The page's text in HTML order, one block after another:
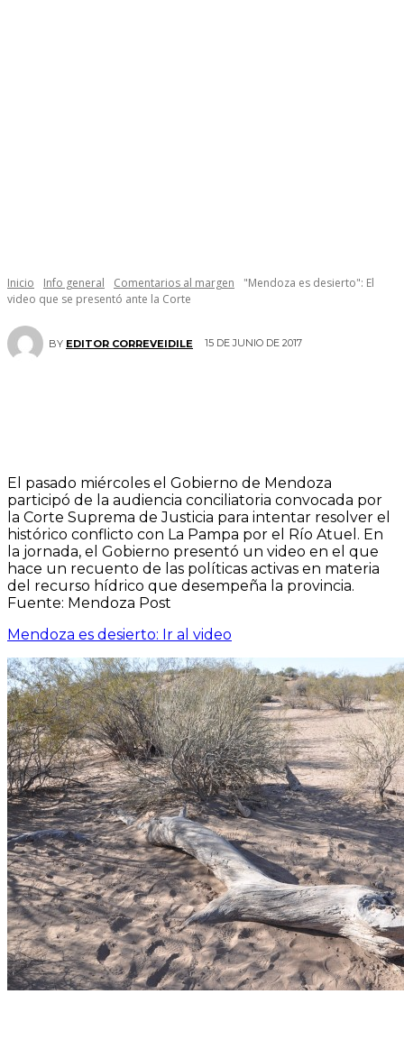
Inicio Info general Comentarios al margen
"Mendoza es desierto": El
video que se presentó ante la Corte
BY EDITOR CORREVEIDILE 15 DE JUNIO DE 2017
El pasado miércoles el Gobierno de Mendoza
participó de la audiencia conciliatoria convocada por
la Corte Suprema de Justicia para intentar resolver el
histórico conflicto con La Pampa por el Río Atuel. En
la jornada, el Gobierno presentó un video en el que
hace un recuento de las políticas activas en materia
del recurso hídrico que desempeña la provincia.
Fuente: Mendoza Post
Mendoza es desierto: Ir al video